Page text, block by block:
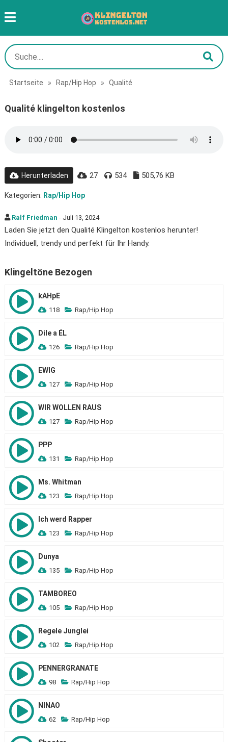
Startseite » Rap/Hip Hop » Qualité
Qualité klingelton kostenlos
Herunterladen 27 534 505,76 KB
Kategorien: Rap/Hip Hop
Ralf Friedman - Juli 13, 2024
Laden Sie jetzt den Qualité Klingelton kostenlos herunter!
Individuell, trendy und perfekt für Ihr Handy.
Klingeltöne Bezogen
kAHpE
118 Rap/Hip Hop
Dile a ÉL
126 Rap/Hip Hop
EWIG
127 Rap/Hip Hop
WIR WOLLEN RAUS
127 Rap/Hip Hop
PPP
131 Rap/Hip Hop
Ms. Whitman
123 Rap/Hip Hop
Ich werd Rapper
123 Rap/Hip Hop
Dunya
135 Rap/Hip Hop
TAMBOREO
105 Rap/Hip Hop
Regele Junglei
102 Rap/Hip Hop
PENNERGRANATE
98 Rap/Hip Hop
NINAO
62 Rap/Hip Hop